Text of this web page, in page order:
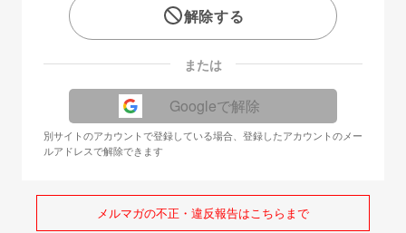
解除する
または
Googleで解除
別サイトのアカウントで登録している場合、登録したアカウントのメー
ルアドレスで解除できます
メルマガの不正・違反報告はこちらまで